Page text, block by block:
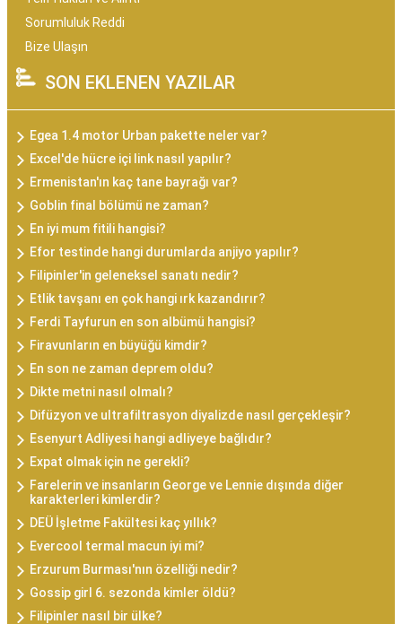
Sorumluluk Reddi
Bize Ulaşın
SON EKLENEN YAZILAR
Egea 1.4 motor Urban pakette neler var?
Excel'de hücre içi link nasıl yapılır?
Ermenistan'ın kaç tane bayrağı var?
Goblin final bölümü ne zaman?
En iyi mum fitili hangisi?
Efor testinde hangi durumlarda anjiyo yapılır?
Filipinler'in geleneksel sanatı nedir?
Etlik tavşanı en çok hangi ırk kazandırır?
Ferdi Tayfurun en son albümü hangisi?
Firavunların en büyüğü kimdir?
En son ne zaman deprem oldu?
Dikte metni nasıl olmalı?
Difüzyon ve ultrafiltrasyon diyalizde nasıl gerçekleşir?
Esenyurt Adliyesi hangi adliyeye bağlıdır?
Expat olmak için ne gerekli?
Farelerin ve insanların George ve Lennie dışında diğer
karakterleri kimlerdir?
DEÜ İşletme Fakültesi kaç yıllık?
Evercool termal macun iyi mi?
Erzurum Burması'nın özelliği nedir?
Gossip girl 6. sezonda kimler öldü?
Filipinler nasıl bir ülke?